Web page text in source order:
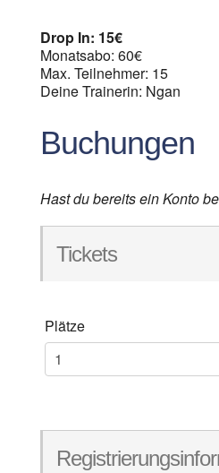
Drop In: 15€
Monatsabo: 60€
Max. Teilnehmer: 15
Deine Trainerin: Ngan
Buchungen
Hast du bereits ein Konto
Tickets
Plätze